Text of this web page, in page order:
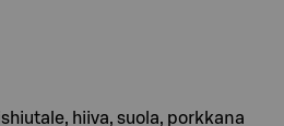
hiiva, suola, porkkana